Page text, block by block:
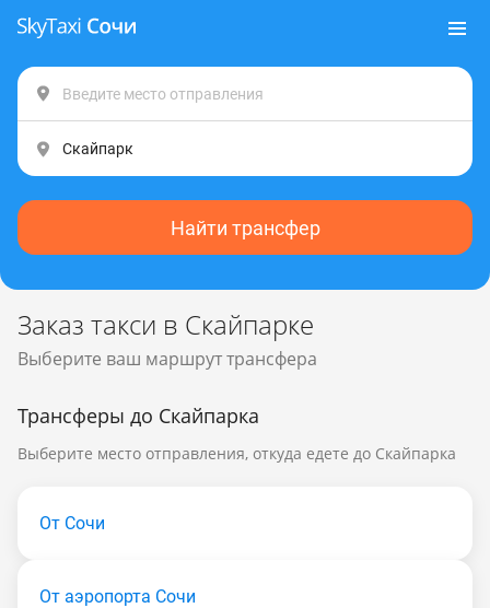
Найти трансфер
Заказ такси в Скайпарке
Выберите ваш маршрут трансфера
Трансферы до Скайпарка
Выберите место отправления, откуда едете до Скайпарка
От Сочи
От аэропорта Сочи